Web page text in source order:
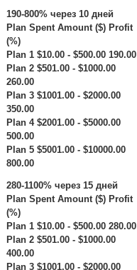
190-800% через 10 дней
Plan Spent Amount ($) Profit
(%)
Plan 1 $10.00 - $500.00 190.00
Plan 2 $501.00 - $1000.00
260.00
Plan 3 $1001.00 - $2000.00
350.00
Plan 4 $2001.00 - $5000.00
500.00
Plan 5 $5001.00 - $10000.00
800.00
280-1100% через 15 дней
Plan Spent Amount ($) Profit
(%)
Plan 1 $10.00 - $500.00 280.00
Plan 2 $501.00 - $1000.00
400.00
Plan 3 $1001.00 - $2000.00